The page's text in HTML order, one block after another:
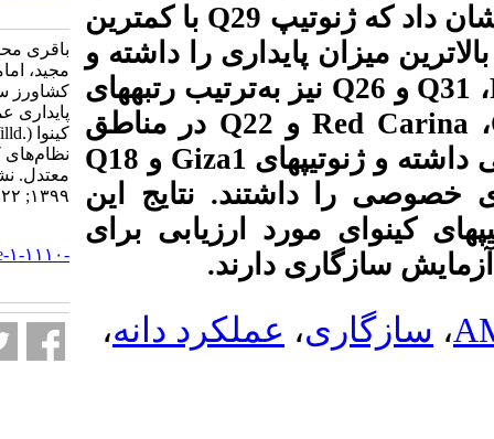
Q29با کمترین
را داشته و
رتبه‏های
Q22در مناطق
Giza1 وQ18
نتایج این
ارزیابی برای
دانه ،
باقری محمود، عنافجه زینب، طاهریان
مجید، امامی عالیه، مولائی علیرضا،
کشاورز ساسان. ارزیابی سازگاری و
پایداری عملکرد دانه ژنوتیپ‌های منتخب
کینوا (.Chenopodium quinoa Willd) در
نظام‌های کشت بهاره در مناطق سرد و
معتدل. نشریه علوم زراعی ایران.
۱۳۹۹; ۲۲ (۴) :۳۷۶-۳۸۷
http://agrobreedjournal.ir/article-۱-۱۱۱۰-